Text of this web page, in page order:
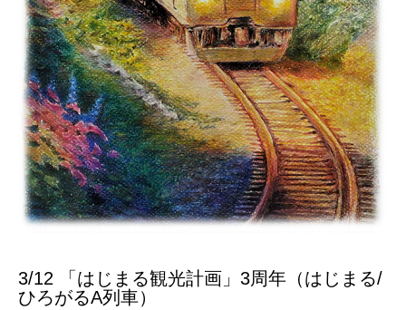
3/12 「はじまる観光計画」3周年（はじまる/
ひろがるA列車）